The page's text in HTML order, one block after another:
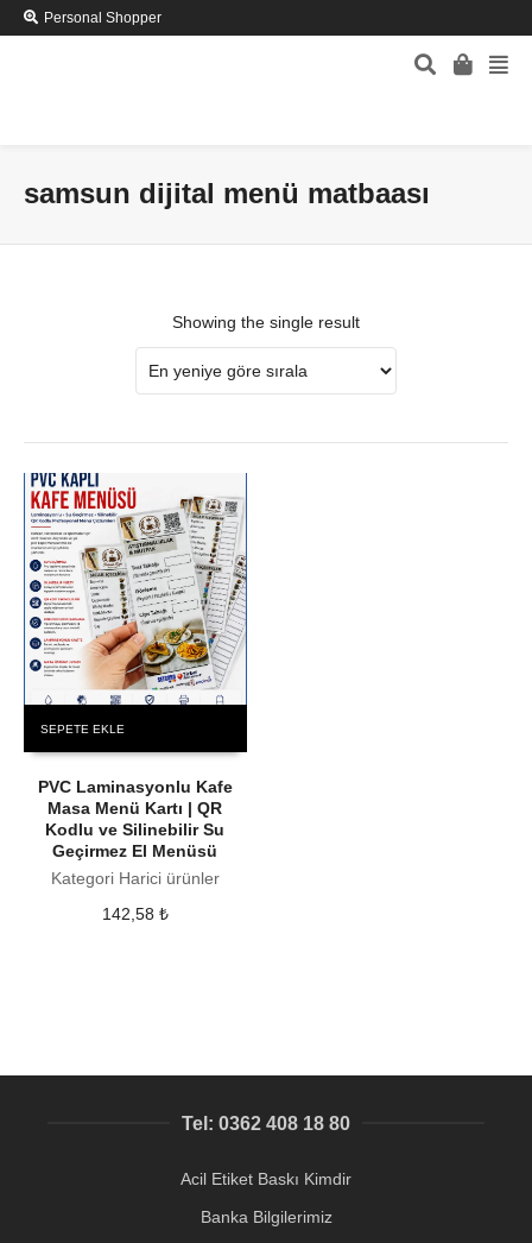
Personal Shopper
samsun dijital menü matbaası
Showing the single result
SEPETE EKLE
PVC Laminasyonlu Kafe
Masa Menü Kartı | QR
Kodlu ve Silinebilir Su
Geçirmez El Menüsü
Kategori Harici ürünler
142,58 ₺
Tel: 0362 408 18 80
Acil Etiket Baskı Kimdir
Banka Bilgilerimiz